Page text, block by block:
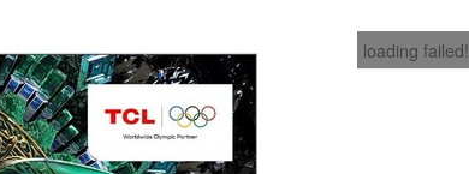
loading failed!